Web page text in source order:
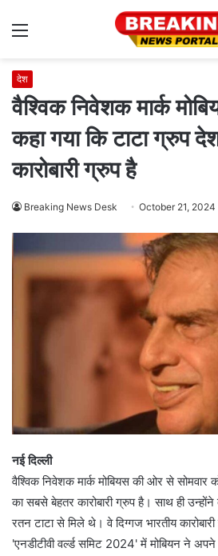
Menu
देश
वैश्विक निवेशक मार्क
कहा गया कि टाटा ग्रुप
कारोबारी ग्रुप है
Breaking News Desk October 21, 2024
नई दिल्ली
वैश्विक निवेशक मार्क मोबियस की ओर से सोमवार
का सबसे बेहतर कारोबारी ग्रुप है। साथ ही उन्होंने
रतन टाटा से मिले थे। वे दिग्गज भारतीय
'एनडीटीवी वर्ल्ड समिट 2024' में मोबियन ने